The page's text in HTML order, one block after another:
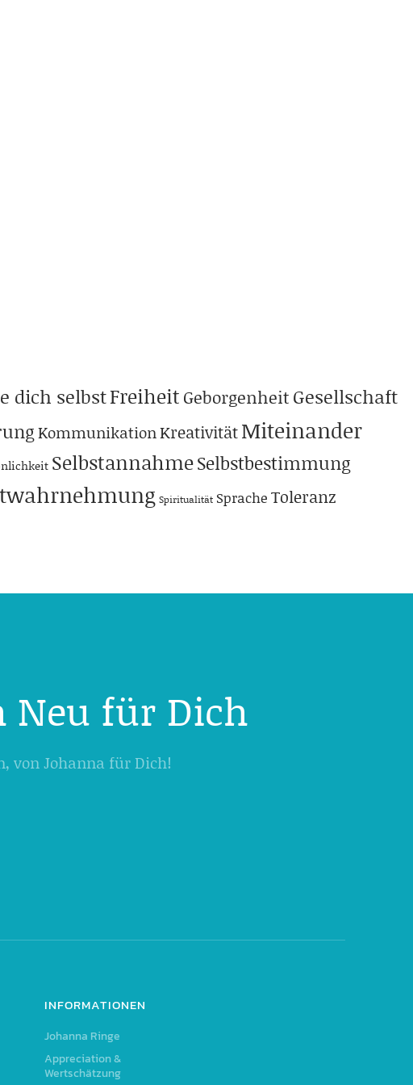
dich selbstFreiheit Geborgenheit Gesellschaft
KommunikationKreativitätMiteinander
SelbstannahmeSelbstbestimmung
Spiritualität Sprache Toleranz
Neu für Dich
von Johanna für Dich!
INFORMATIONEN
Johanna Ringe
Appreciation &
Wertschätzung